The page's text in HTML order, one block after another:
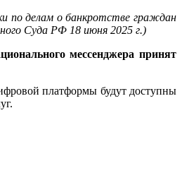
по делам о банкротстве граждан
Суда РФ 18 июня 2025 г.)
мессенджера принят
платформы будут доступны